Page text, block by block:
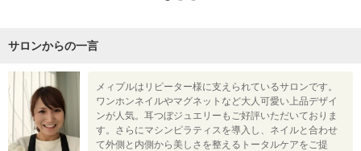
サロンからの一言
メィプルはリピーター様に支えられているサロンです。
ワンホンネイルやマグネットなど大人可愛い上品デザイ
ンが人気。耳つぼジュエリーもご好評いただいておりま
す。さらにマシンピラティスを導入し、ネイルと合わせ
て外側と内側から美しさを整えるトータルケアをご提